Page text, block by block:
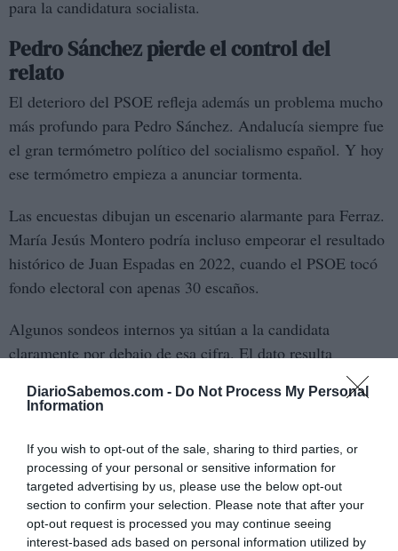
DiarioSabemos.com - Do Not Process My Personal
Information
If you wish to opt-out of the sale, sharing to third parties, or
processing of your personal or sensitive information for
targeted advertising by us, please use the below opt-out
section to confirm your selection. Please note that after your
opt-out request is processed you may continue seeing
interest-based ads based on personal information utilized by
para la candidatura socialista.
Pedro Sánchez pierde el control del
relato
El deterioro del PSOE refleja además un problema mucho
más profundo para Pedro Sánchez. Andalucía siempre fue
el gran termómetro político del socialismo español. Y hoy
ese termómetro empieza a anunciar tormenta.
Las encuestas dibujan un escenario alarmante para Ferraz.
María Jesús Montero podría incluso empeorar el resultado
histórico de Juan Espadas en 2022, cuando el PSOE tocó
fondo electoral con apenas 30 escaños.
Algunos sondeos internos ya sitúan a la candidata
claramente por debajo de esa cifra. El dato resulta
secundaria: es la número dos del PSOE, ministra clave del
proyecto personal de Pedro Sánchez.
Una derrota severa en Andalucía no se interpretaría como
un problema autonómico aislado, sino como una derrota
directa del sanchismo y de la estrategia política impulsada